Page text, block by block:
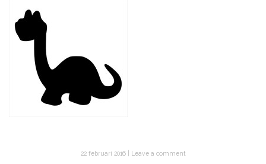
22 februari 2016 Leave a comment